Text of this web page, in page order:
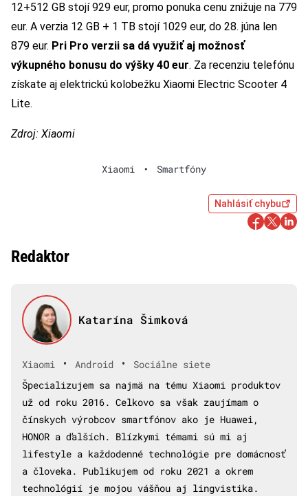
12+512 GB stojí 929 eur, promo ponuka cenu znižuje na 779
eur. A verzia 12 GB + 1 TB stojí 1029 eur, do 28. júna len
879 eur. Pri Pro verzii sa dá využiť aj možnosť
výkupného bonusu do výšky 40 eur. Za recenziu telefónu
získate aj elektrickú kolobežku Xiaomi Electric Scooter 4
Lite.
Zdroj: Xiaomi
Xiaomi • Smartfóny
Nahlásiť chybu
Redaktor
Katarína Šimková
Xiaomi • Android •
Sociálne siete
Špecializujem sa najmä na tému Xiaomi produktov
už od roku 2016. Celkovo sa však zaujímam o
čínskych výrobcov smartfónov ako je Huawei,
HONOR a ďalších. Blízkymi témami sú mi aj
lifestyle a každodenné technológie pre domácnosť
a človeka. Publikujem od roku 2021 a okrem
technológií je mojou vášňou aj lingvistika.